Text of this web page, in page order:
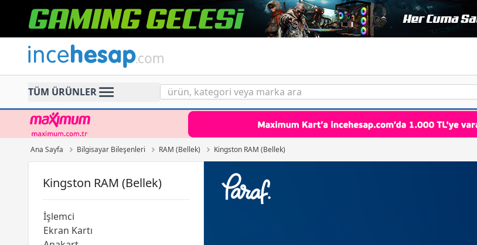
Incehesap
TÜM ÜRÜNLER
Ana Sayfa Bilgisayar Bileşenleri RAM (Bellek) Kingston RAM (Bellek)
Kingston RAM (Bellek)
İşlemci
Ekran Kartı